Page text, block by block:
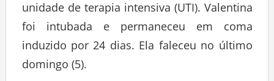
unidade de terapia intensiva (UTI). Valentina
foi intubada e permaneceu em coma
induzido por 24 dias. Ela faleceu no último
domingo (5).